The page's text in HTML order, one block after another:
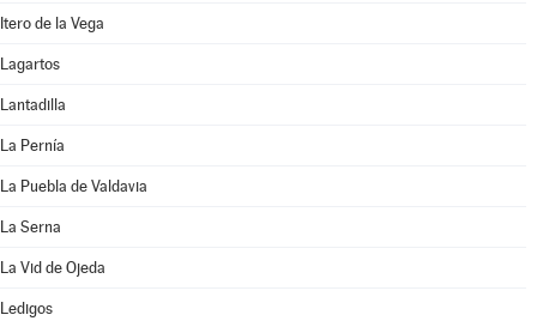
Itero de la Vega
Lagartos
Lantadilla
La Pernía
La Puebla de Valdavia
La Serna
La Vid de Ojeda
Ledigos